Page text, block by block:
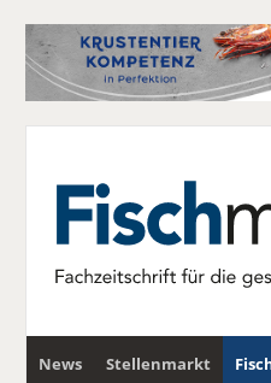
News Stellenmarkt